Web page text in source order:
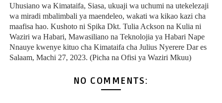
Uhusiano wa Kimataifa, Siasa, ukuaji wa uchumi na utekelezaji
wa miradi mbalimbali ya maendeleo, wakati wa kikao kazi cha
maafisa hao. Kushoto ni Spika Dkt. Tulia Ackson na Kulia ni
Waziri wa Habari, Mawasiliano na Teknolojia ya Habari Nape
Nnauye kwenye kituo cha Kimataifa cha Julius Nyerere Dar es
Salaam, Machi 27, 2023. (Picha na Ofisi ya Waziri Mkuu)
NO COMMENTS: